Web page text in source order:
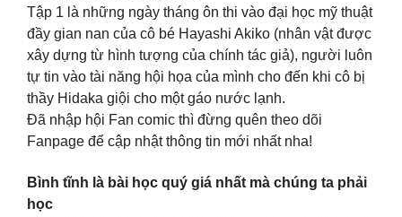
Tập 1 là những ngày tháng ôn thi vào đại học mỹ thuật
đầy gian nan của cô bé Hayashi Akiko (nhân vật được
xây dựng từ hình tượng của chính tác giả), người luôn
tự tin vào tài năng hội họa của mình cho đến khi cô bị
thầy Hidaka giội cho một gáo nước lạnh.
Đã nhập hội Fan comic thì đừng quên theo dõi
Fanpage để cập nhật thông tin mới nhất nha!
Bình tĩnh là bài học quý giá nhất mà chúng ta phải
học